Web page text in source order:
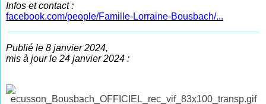
Infos et contact :
facebook.com/people/Famille-Lorraine-Bousbach/...
Publié le 8 janvier 2024,
mis à jour le 24 janvier 2024 :